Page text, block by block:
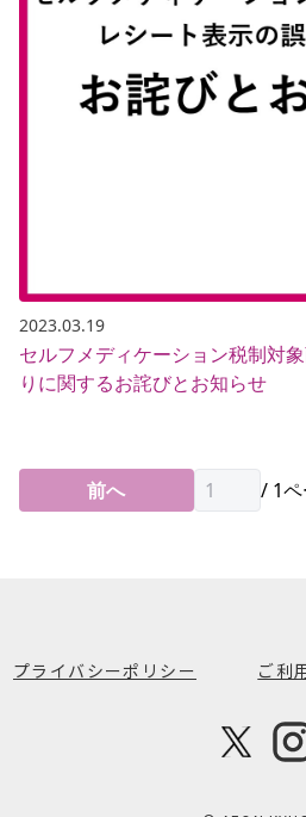
2023.03.19
セルフメディケーション税制対
りに関するお詫びとお知らせ
前へ / 1
プライバシーポリシー ご利